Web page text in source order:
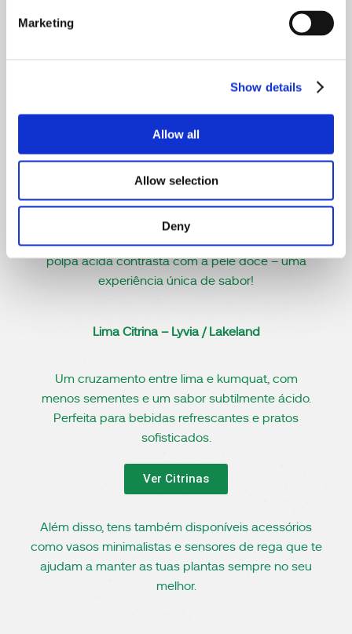
Marketing
Show details
Allow all
Allow selection
Deny
Está disponível em dois tamanhos e é perfeita
doces ou compotas.
Produz um fruto que se come por inteiro. A
polpa ácida contrasta com a pele doce – uma
experiência única de sabor!
Lima Citrina – Lyvia / Lakeland
Um cruzamento entre lima e kumquat, com
menos sementes e um sabor subtilmente ácido.
Perfeita para bebidas refrescantes e pratos
sofisticados.
Ver Citrinas
Além disso, tens também disponíveis acessórios
como vasos minimalistas e sensores de rega que te
ajudam a manter as tuas plantas sempre no seu
melhor.